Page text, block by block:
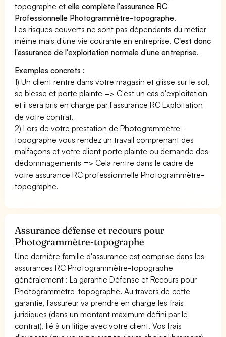
topographe etelle complète l'assurance RC
Professionnelle Photogrammètre-topographe.
Les risques couverts ne sont pas dépendants du métier
même mais d'une vie courante en entreprise.C'est donc
l'assurance de l'exploitation normale d'une entreprise.
Exemples concrets :
1) Un client rentre dans votre magasin et glisse sur le sol,
se blesse et porte plainte => C'est un cas d'exploitation
et il sera pris en charge par l'assurance RC Exploitation
de votre contrat.
2) Lors de votre prestation de Photogrammètre-
topographe vous rendez un travail comprenant des
malfaçons et votre client porte plainte ou demande des
dédommagements => Cela rentre dans le cadre de
votre assurance RC professionnelle Photogrammètre-
topographe.
Assurance défense et recours pour
Photogrammètre-topographe
Une dernière famille d'assurance est comprise dans les
assurances RC Photogrammètre-topographe
généralement : La garantie Défense et Recours pour
Photogrammètre-topographe. Au travers de cette
garantie, l'assureur va prendre en charge les frais
juridiques (dans un montant maximum défini par le
contrat), lié à un litige avec votre client. Vos frais